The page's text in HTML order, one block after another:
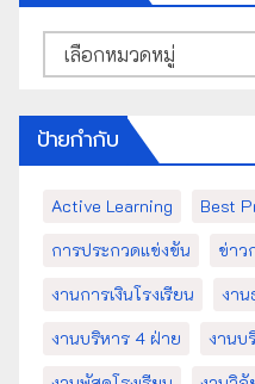
หมวด
หมู่
ป้ายกำกับ
Active Learning Best
การประกวดแข่งขัน
ข่าว
งานการเงินโรงเรียน
งาน
งานบริหาร 4 ฝ่าย
งานบ